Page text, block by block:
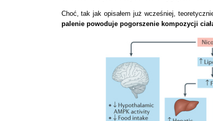
Choć, tak jak opisałem już wcześniej,
palenie powoduje pogorszenie kompozycji